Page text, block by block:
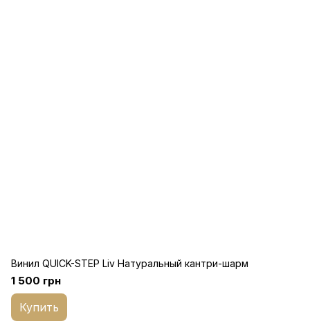
Винил QUICK-STEP Liv Натуральный кантри-шарм
1 500 грн
Купить